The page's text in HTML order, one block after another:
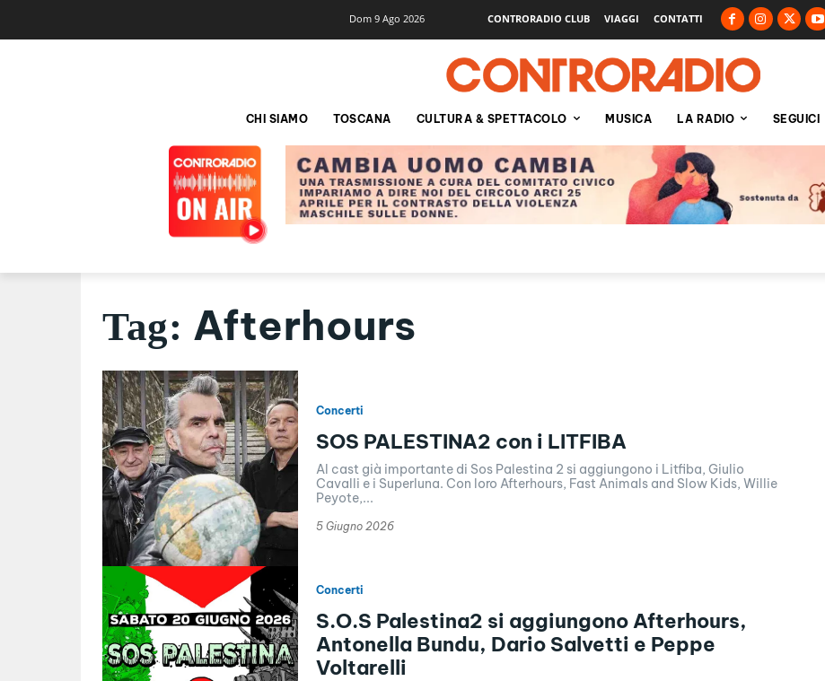
Dom 9 Ago 2026 CONTRORADIO CLUB VIAGGI CONTATTI
CHI SIAMO TOSCANA CULTURA & SPETTACOLO MUSICA LA RADIO SEGUICI
Tag: Afterhours
Concerti
SOS PALESTINA2 con i LITFIBA
Al cast già importante di Sos Palestina 2 si aggiungono i Litfiba, Giulio
Cavalli e i Superluna. Con loro Afterhours, Fast Animals and Slow Kids, Willie
Peyote,...
5 Giugno 2026
Concerti
S.O.S Palestina2 si aggiungono Afterhours,
Antonella Bundu, Dario Salvetti e Peppe
Voltarelli